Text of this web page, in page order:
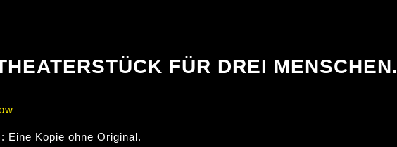
FÜR DREI MENSCHEN.
Eine Kopie ohne Original.